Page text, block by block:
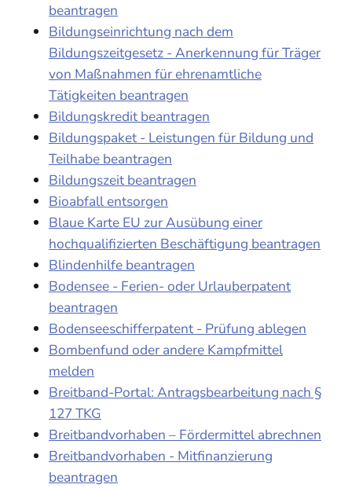
beantragen
Bildungseinrichtung nach dem
Bildungszeitgesetz - Anerkennung für Träger
von Maßnahmen für ehrenamtliche
Tätigkeiten beantragen
Bildungskredit beantragen
Bildungspaket - Leistungen für Bildung und
Teilhabe beantragen
Bildungszeit beantragen
Bioabfall entsorgen
Blaue Karte EU zur Ausübung einer
hochqualifizierten Beschäftigung beantragen
Blindenhilfe beantragen
Bodensee - Ferien- oder Urlauberpatent
beantragen
Bodenseeschifferpatent - Prüfung ablegen
Bombenfund oder andere Kampfmittel
melden
Breitband-Portal: Antragsbearbeitung nach §
127 TKG
Breitbandvorhaben – Fördermittel abrechnen
Breitbandvorhaben - Mitfinanzierung
beantragen